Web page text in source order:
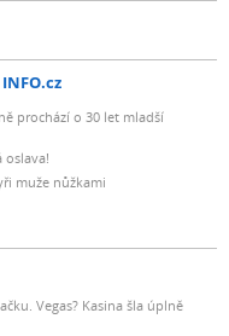
INFO.cz
prochází o 30 let mladší
oslava!
muže nůžkami
Vegas? Kasina šla úplně